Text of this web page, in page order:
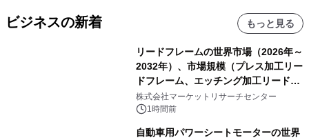
ビジネスの新着 もっと見る
リードフレームの世界市場（2026年～
2032年）、市場規模（プレス加工リー
ドフレーム、エッチング加工リードフ
レーム）・分析レポートを発表
株式会社マーケットリサーチセンター
1時間前
自動車用パワーシートモーターの世界